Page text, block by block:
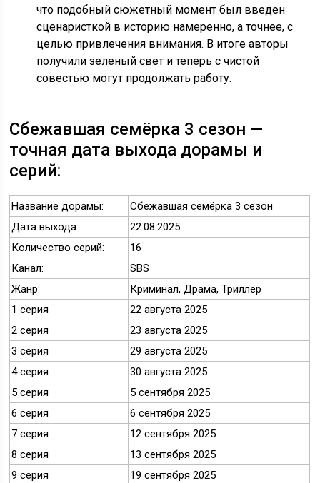
что подобный сюжетный момент был введен
сценаристкой в историю намеренно, а точнее, с
целью привлечения внимания. В итоге авторы
получили зеленый свет и теперь с чистой
совестью могут продолжать работу.
Сбежавшая семёрка 3 сезон —
точная дата выхода дорамы и
серий:
Название дорамы:
Сбежавшая семёрка 3 сезон
Дата выхода:
22.08.2025
Количество серий:
16
Канал:
SBS
Жанр:
Криминал, Драма, Триллер
1 серия
22 августа 2025
2 серия
23 августа 2025
3 серия
29 августа 2025
4 серия
30 августа 2025
5 серия
5 сентября 2025
6 серия
6 сентября 2025
7 серия
12 сентября 2025
8 серия
13 сентября 2025
9 серия
19 сентября 2025